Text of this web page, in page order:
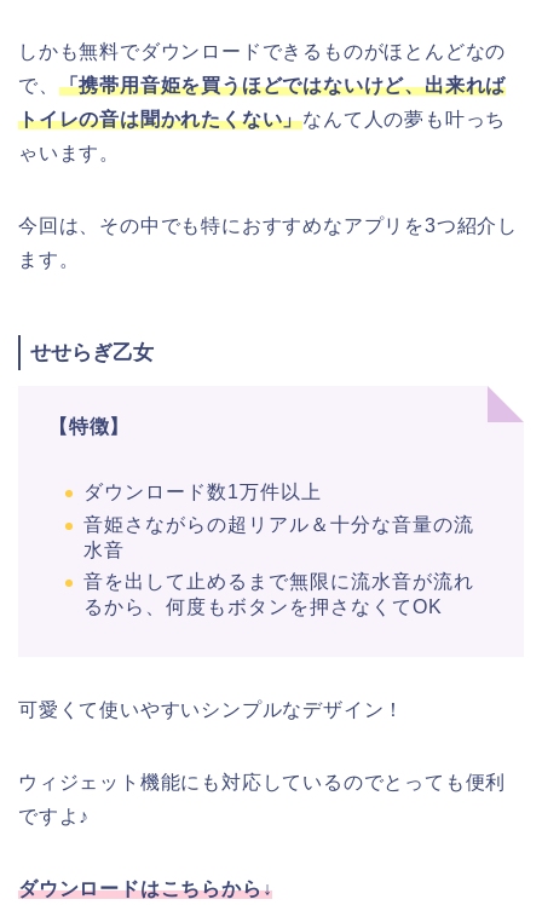
しかも無料でダウンロードできるものがほとんどなの
で、 「携帯用音姫を買うほどではないけど、出来れば
トイレの音は聞かれたくない」なんて人の夢も叶っち
ゃいます。
今回は、その中でも特におすすめなアプリを3つ紹介し
ます。
せせらぎ乙女
【特徴】
ダウンロード数1万件以上
音姫さながらの超リアル＆十分な音量の流
水音
音を出して止めるまで無限に流水音が流れ
るから、何度もボタンを押さなくてOK
可愛くて使いやすいシンプルなデザイン！
ウィジェット機能にも対応しているのでとっても便利
ですよ♪
ダウンロードはこちらから↓